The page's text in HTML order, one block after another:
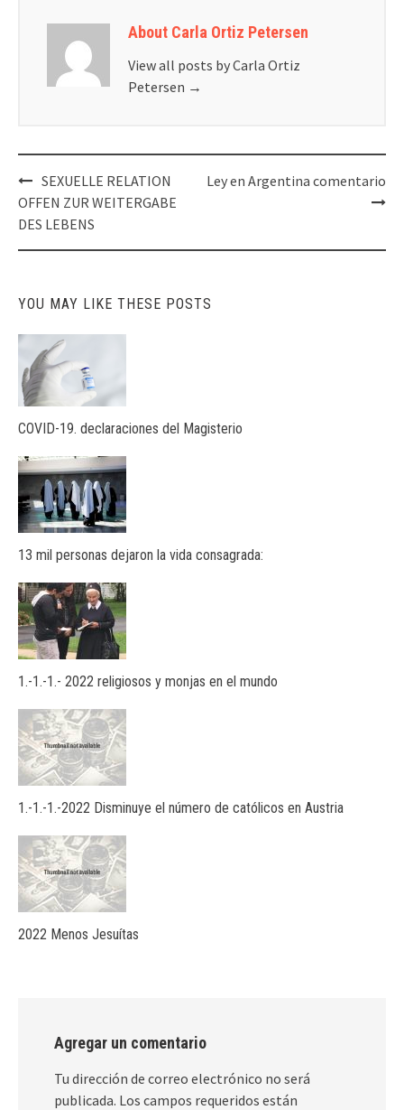
About Carla Ortiz Petersen
View all posts by Carla Ortiz
Petersen →
Post
navigation
SEXUELLE RELATION
OFFEN ZUR WEITERGABE
DES LEBENS
Ley en Argentina comentario
YOU MAY LIKE THESE POSTS
COVID-19. declaraciones del Magisterio
13 mil personas dejaron la vida consagrada:
1.-1.-1.- 2022 religiosos y monjas en el mundo
1.-1.-1.-2022 Disminuye el número de católicos en Austria
2022 Menos Jesuítas
Agregar un comentario
Tu dirección de correo electrónico no será
publicada. Los campos requeridos están